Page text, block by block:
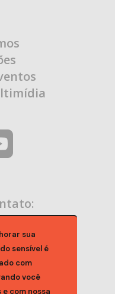
sua
sensível é
com
você
com nossa